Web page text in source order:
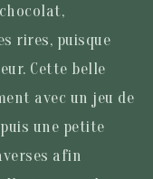
rires, puisque
Cette belle
avec un jeu de
une petite
afin